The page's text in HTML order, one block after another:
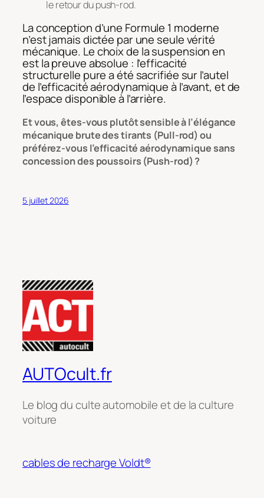
le retour du push-rod.
La conception d’une Formule 1 moderne
n’est jamais dictée par une seule vérité
mécanique. Le choix de la suspension en
est la preuve absolue : l’efficacité
structurelle pure a été sacrifiée sur l’autel
de l’efficacité aérodynamique à l’avant, et de
l’espace disponible à l’arrière.
Et vous, êtes-vous plutôt sensible à l’élégance
mécanique brute des tirants (Pull-rod) ou
préférez-vous l’efficacité aérodynamique sans
concession des poussoirs (Push-rod) ?
5 juillet 2026
AUTOcult.fr
Le blog du culte automobile et de la culture
voiture
cables de recharge Voldt®